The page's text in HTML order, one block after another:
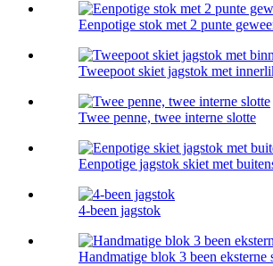
Eenpotige stok met 2 punte
Tweepoot skiet jagstok met
Twee penne, twee interne slotte
Eenpotige jagstok skiet met
4-been jagstok
Handmatige blok 3 been eksterne